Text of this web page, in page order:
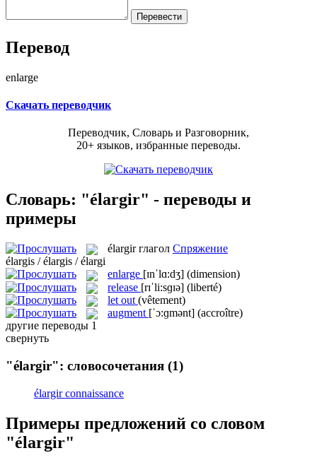
Перевод
enlarge
Скачать переводчик
Переводчик, Словарь и Разговорник,
20+ языков, избранные переводы.
Словарь: "élargir" - переводы и
примеры
élargir глагол Спряжение
élargis / élargis / élargi
enlarge [ɪnˈlɑ:dʒ] (dimension)
release [rɪˈli:sɡɪə] (liberté)
let out (vêtement)
augment [ˈɔ:ɡmənt] (accroître)
другие переводы 1
свернуть
"élargir": словосочетания (1)
élargir connaissance
Примеры предложений со словом
"élargir"